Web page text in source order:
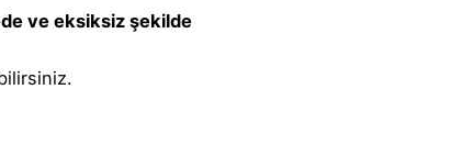
ve eksiksiz şekilde